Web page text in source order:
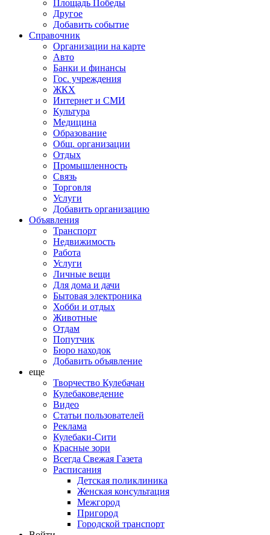
Площадь Победы
Другое
Добавить событие
Справочник
Организации на карте
Авто
Банки и финансы
Гос. учреждения
ЖКХ
Интернет и СМИ
Культура
Медицина
Образование
Общ. организации
Отдых
Промышленность
Связь
Торговля
Услуги
Добавить организацию
Объявления
Транспорт
Недвижимость
Работа
Услуги
Личные вещи
Для дома и дачи
Бытовая электроника
Хобби и отдых
Животные
Отдам
Попутчик
Бюро находок
Добавить объявление
еще
Творчество Кулебачан
Кулебаковедение
Видео
Статьи пользователей
Реклама
Кулебаки-Сити
Красные зори
Всегда Свежая Газета
Расписания
Детская поликлиника
Женская консультация
Межгород
Пригород
Городской транспорт